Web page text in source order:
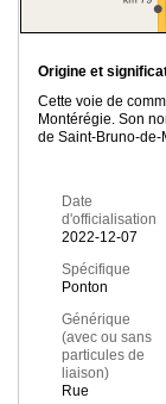
Origine et
Cette voie de
Montérégie. Son
de Saint-Bruno-
Date
d'officialisation
2022-12-07
Spécifique
Ponton
Générique
(avec ou sans
particules de
liaison)
Rue